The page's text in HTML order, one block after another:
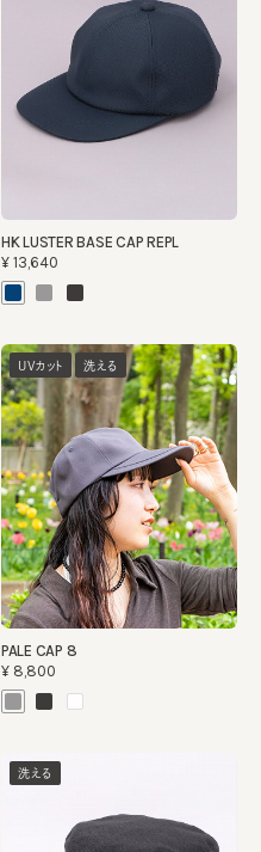
HK LUSTER BASE CAP REPL
¥13,640
UVカット 洗える
PALE CAP 8
¥8,800
洗える